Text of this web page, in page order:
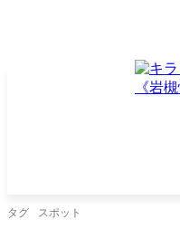
タグ スポット